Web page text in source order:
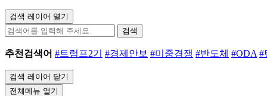
검색 레이어 열기
검색
추천검색어 #트럼프2기 #경제안보 #미중경쟁 #반도체 #ODA #
검색 레이어 닫기
전체메뉴 열기